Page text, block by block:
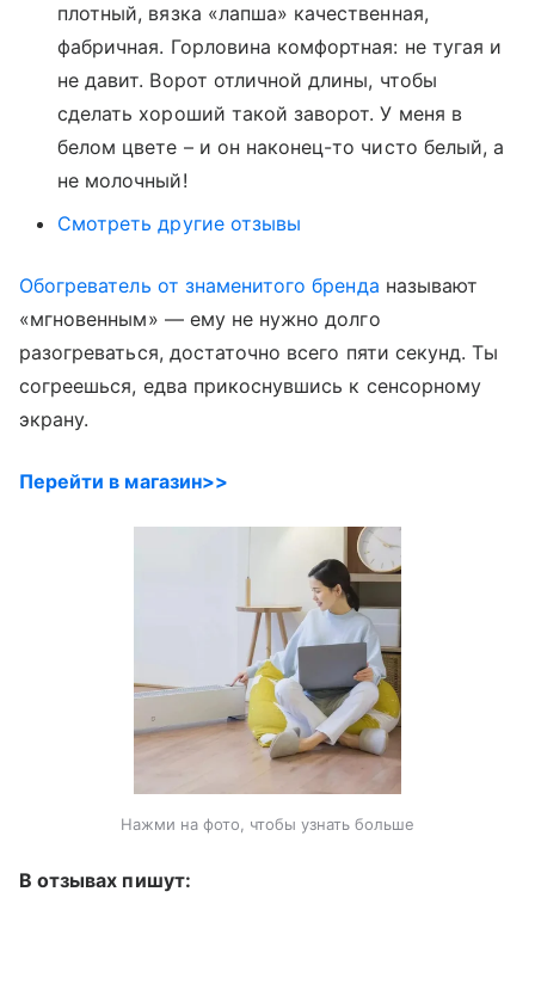
плотный, вязка «лапша» качественная,
фабричная. Горловина комфортная: не тугая и
не давит. Ворот отличной длины, чтобы
сделать хороший такой заворот. У меня в
белом цвете – и он наконец-то чисто белый, а
не молочный!
Смотреть другие отзывы
Обогреватель от знаменитого бренда называют
«мгновенным» — ему не нужно долго
разогреваться, достаточно всего пяти секунд. Ты
согреешься, едва прикоснувшись к сенсорному
экрану.
Перейти в магазин>>
Нажми на фото, чтобы узнать больше
В отзывах пишут: